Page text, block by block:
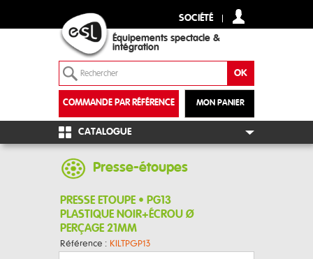
SOCIÉTÉ
Équipements spectacle &
intégration
MON PANIER
COMMANDE PAR RÉFÉRENCE
+
CATALOGUE
Presse-étoupes
PRESSE ETOUPE • PG13
PLASTIQUE NOIR+ÉCROU Ø
PERÇAGE 21MM
Référence : KILTPGP13